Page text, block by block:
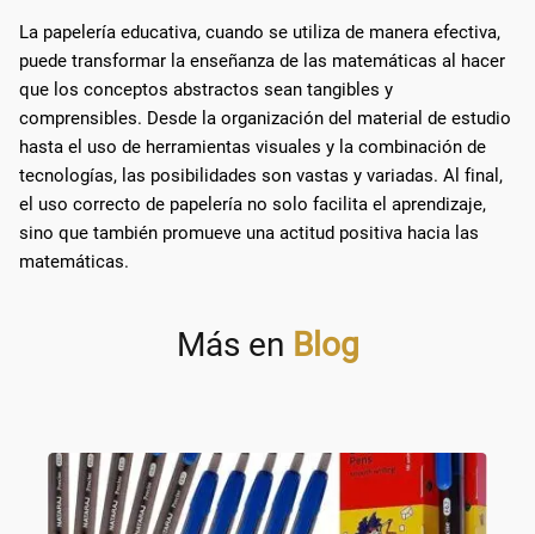
La papelería educativa, cuando se utiliza de manera efectiva,
puede transformar la enseñanza de las matemáticas al hacer
que los conceptos abstractos sean tangibles y
comprensibles. Desde la organización del material de estudio
hasta el uso de herramientas visuales y la combinación de
tecnologías, las posibilidades son vastas y variadas. Al final,
el uso correcto de papelería no solo facilita el aprendizaje,
sino que también promueve una actitud positiva hacia las
matemáticas.
Más en Blog